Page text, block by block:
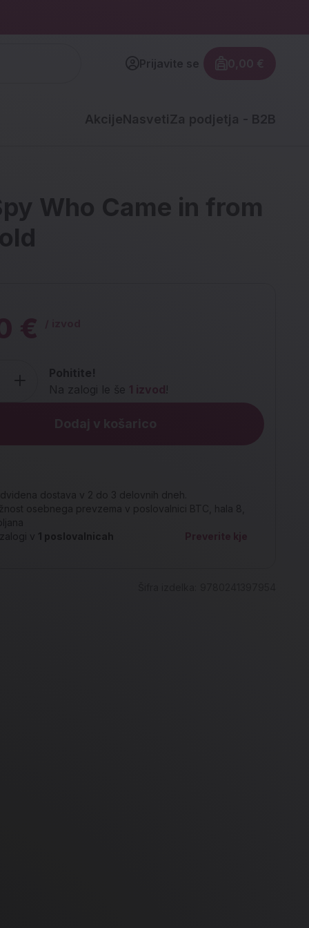
Prijavite se
Znesek
0,00 €
AkcijeNasveti Za podjetja - B2B
Who Came in from
€
Pohitite!
Na zalogi le še 1 izvod!
Dodaj v košarico
dostava v 2 do 3 delovnih dneh.
osebnega prevzema v poslovalnici BTC, hala 8,
v
1 poslovalnicah Preverite kje